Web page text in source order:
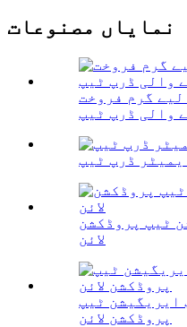
نمایاں مصنوعات
گرم فروخت
والی ڈرپ ٹیپ
ڈرپ ٹیپ
ٹیپ پروڈکشن
لائن
ایریگیشن ٹیپ
پروڈکشن لائن